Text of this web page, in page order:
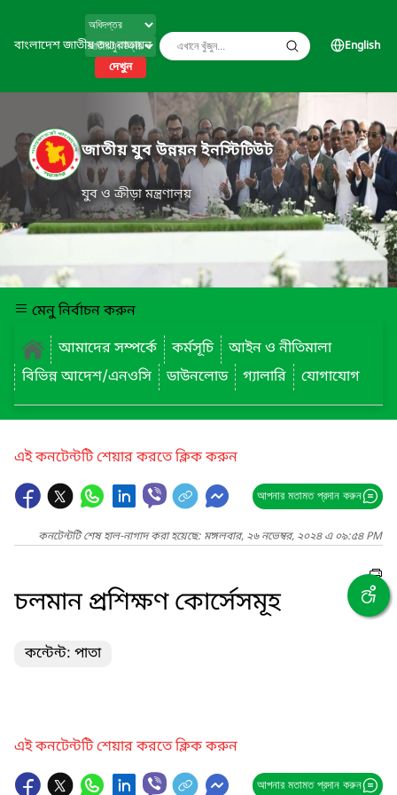
বাংলাদেশ জাতীয় তথ্য বাতায়ন
দেখুন
English
জাতীয় যুব উন্নয়ন ইনস্টিটিউট
যুব ও ক্রীড়া মন্ত্রণালয়
মেনু নির্বাচন করুন
আমাদের সম্পর্কে
কর্মসূচি
আইন ও নীতিমালা
বিভিন্ন আদেশ/এনওসি
ডাউনলোড গ্যালারি যোগাযোগ
এই কনটেন্টটি শেয়ার করতে ক্লিক করুন
আপনার মতামত প্রদান করুন
কনটেন্টটি শেষ হাল-নাগাদ করা হয়েছে: মঙ্গলবার, ২৬ নভেম্বর, ২০২৪ এ ০৯:৫৪ PM
চলমান প্রশিক্ষণ কোর্সেসমূহ
কন্টেন্ট: পাতা
এই কনটেন্টটি শেয়ার করতে ক্লিক করুন
আপনার মতামত প্রদান করুন